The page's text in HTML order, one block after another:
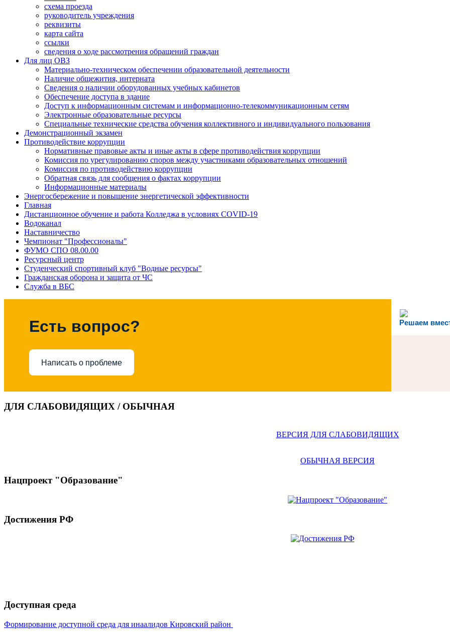
схема проезда
руководитель учреждения
реквизиты
карта сайта
ссылки
сведения о ходе рассмотрения обращений граждан
Для лиц ОВЗ
Материально-техническом обеспечении образовательной деятельности
Наличие общежития, интерната
Сведения о наличии оборудованных учебных кабинетов
Обеспечение доступа в здание
Доступ к информационным системам и информационно-телекоммуникационным сетям
Электронные образовательные ресурсы
Специальные технические средства обучения коллективного и индивидуального пользования
Демонстрационный экзамен
Противодействие коррупции
Нормативные правовые акты и иные акты в сфере противодействия коррупции
Комиссия по урегулированию споров между участниками образовательных отношений
Комиссия по противодействию коррупции
Обратная связь для сообщения о фактах коррупции
Информационные материалы
Энергосбережение и повышение энергетической эффективности
Главная
Дистанционное обучение и работа Колледжа в условиях COVID-19
Водоканал
Наставничество
Чемпионат "Профессионалы"
ФУМО СПО 08.00.00
Ресурсный центр
Студенческий спортивный клуб "Водные ресурсы"
Гражданская оборона и защита от ЧС
Служба в ВБС
Решаем
Есть вопрос?
Написать о проблеме
ДЛЯ СЛАБОВИДЯЩИХ / ОБЫЧНАЯ
ВЕРСИЯ ДЛЯ СЛАБОВИДЯЩИХ
ОБЫЧНАЯ ВЕРСИЯ
Нацпроект "Образование"
Достижения РФ
Доступная среда
Формирование доступной среда для инаалидов Кировский район